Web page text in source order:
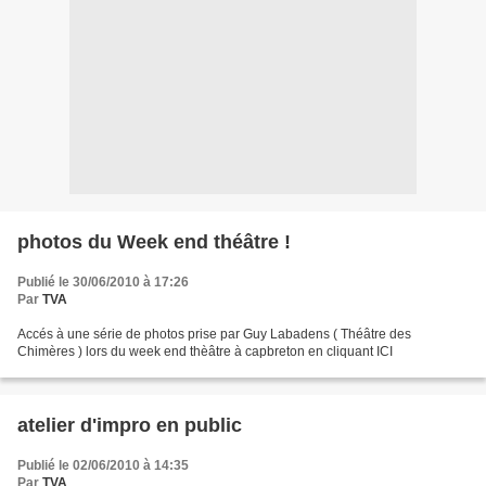
photos du Week end théâtre !
Publié le 30/06/2010 à 17:26
Par TVA
Accés à une série de photos prise par Guy Labadens ( Théâtre des
Chimères ) lors du week end thèâtre à capbreton en cliquant ICI
atelier d'impro en public
Publié le 02/06/2010 à 14:35
Par TVA